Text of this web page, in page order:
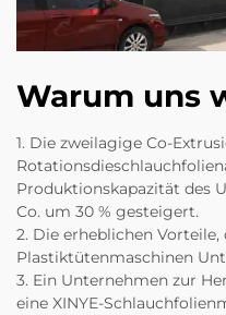
Warum uns
1. Die zweilagige Co-
Produktionskapazität des
Co. um 30 % gesteigert.
2. Die erheblichen
Plastiktütenmaschinen
3. Ein Unternehmen zur
eine XINYE-